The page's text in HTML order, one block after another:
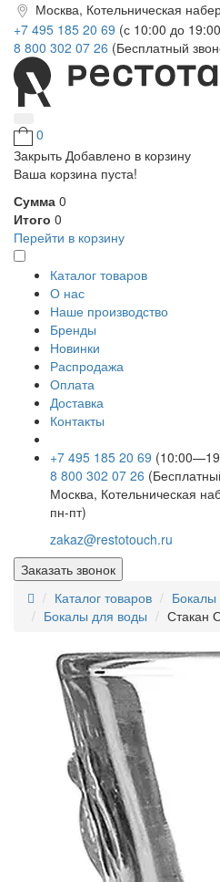
Москва, Котельническая
+7 495 185 20 69 (с 10:00 до
8 800 302 07 26 (Бесплатный
0
Закрыть Добавлено в корзину
Ваша корзина пуста!
Сумма 0
Итого 0
Перейти в корзину
Каталог товаров
О нас
Наше производство
Бренды
Новинки
Распродажа
Оплата
Доставка
Контакты
+7 495 185 20 69
8 800 302 07 26
Москва, Котельническая
пн-пт)
zakaz@restotouch.ru
Заказать звонок
Каталог товаров
Бокалы
Бокалы для воды
Стакан